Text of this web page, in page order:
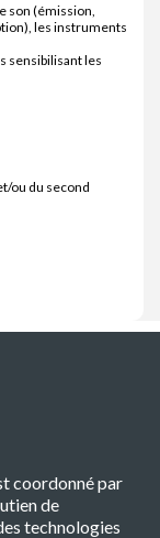
son (émission,
les instruments
sensibilisant les
ou du second
coordonné par
de
technologies